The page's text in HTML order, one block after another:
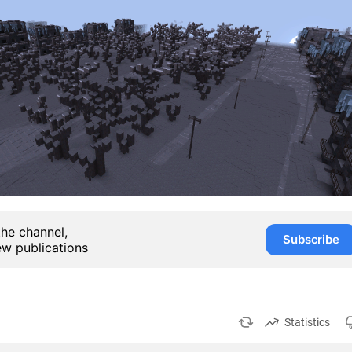
channel,
publications
Subscribe
Statistics